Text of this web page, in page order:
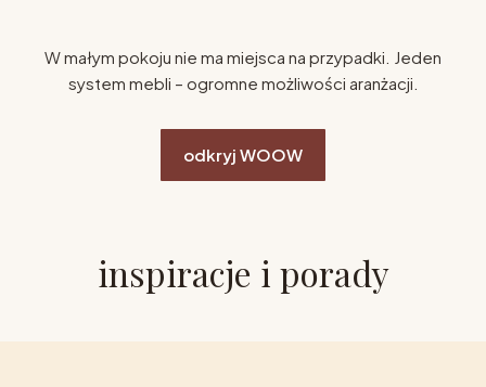
W małym pokoju nie ma miejsca na przypadki. Jeden
system mebli – ogromne możliwości aranżacji.
odkryj WOOW
inspiracje i porady